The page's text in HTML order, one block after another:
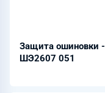
Защита ошиновки -
ШЭ2607 051